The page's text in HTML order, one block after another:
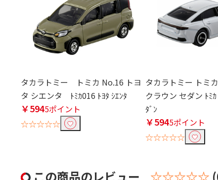
タカラトミー トミカ No.16 トヨ
タ シエンタ ﾄﾐｶ016 ﾄﾖﾀ ｼｴﾝﾀ
￥5945ポイント
☆☆☆☆☆
タカラトミー トミ
クラウン セダン ﾄﾐｶ
ﾀﾞﾝ
￥5945ポイント
☆☆☆☆☆
この商品のレビュー ☆☆☆☆☆